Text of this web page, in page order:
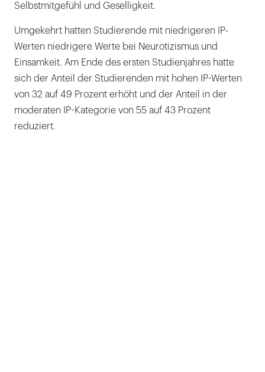
Selbstmitgefühl und Geselligkeit.
Umgekehrt hatten Studierende mit niedrigeren IP-
Werten niedrigere Werte bei Neurotizismus und
Einsamkeit. Am Ende des ersten Studienjahres hatte
sich der Anteil der Studierenden mit hohen IP-Werten
von 32 auf 49 Prozent erhöht und der Anteil in der
moderaten IP-Kategorie von 55 auf 43 Prozent
reduziert.